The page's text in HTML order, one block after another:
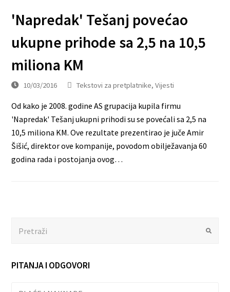
'Napredak' Tešanj povećao
ukupne prihode sa 2,5 na 10,5
miliona KM
10/03/2016 Tekstovi za pretplatnike,Vijesti
Od kako je 2008. godine AS grupacija kupila firmu
'Napredak' Tešanj ukupni prihodi su se povećali sa 2,5 na
10,5 miliona KM. Ove rezultate prezentirao je juče Amir
Šišić, direktor ove kompanije, povodom obilježavanja 60
godina rada i postojanja ovog…
PITANJA I ODGOVORI